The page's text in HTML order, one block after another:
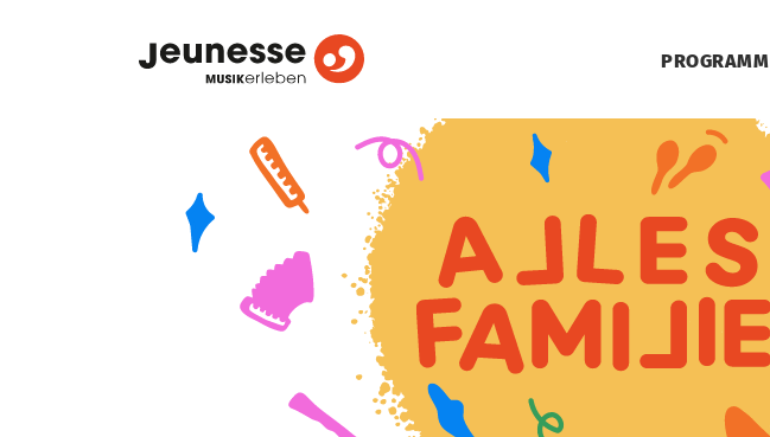
PROGRAMM